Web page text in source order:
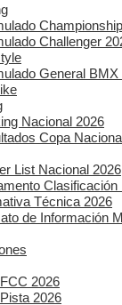
Challenger
General
Nacional 2026
Copa
List Nacional 2026
Técnica 2026
de Información
2026
2026